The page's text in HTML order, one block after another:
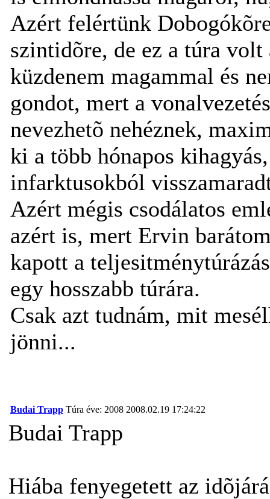
Azért felértünk
szintidõre, de ez a túra
küzdenem magammal és
gondot, mert a
nevezhetõ nehéznek,
ki a több hónapos
infarktusokból
Azért mégis csodálatos
azért is, mert Ervin
kapott a
egy hosszabb túrára.
Csak azt tudnám, mit
jönni...
Budai Trapp Túra éve: 2008 2008.02.19 17:24:22
Budai Trapp
Hiába fenyegetett az